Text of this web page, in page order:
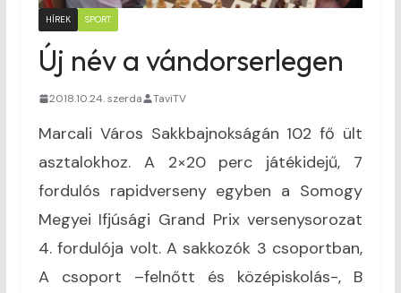
HÍREK SPORT
Új név a vándorserlegen
2018.10.24. szerda TaviTV
Marcali Város Sakkbajnokságán 102 fő ült
asztalokhoz. A 2×20 perc játékidejű, 7
fordulós rapidverseny egyben a Somogy
Megyei Ifjúsági Grand Prix versenysorozat
4. fordulója volt. A sakkozók 3 csoportban,
A csoport –felnőtt és középiskolás-, B